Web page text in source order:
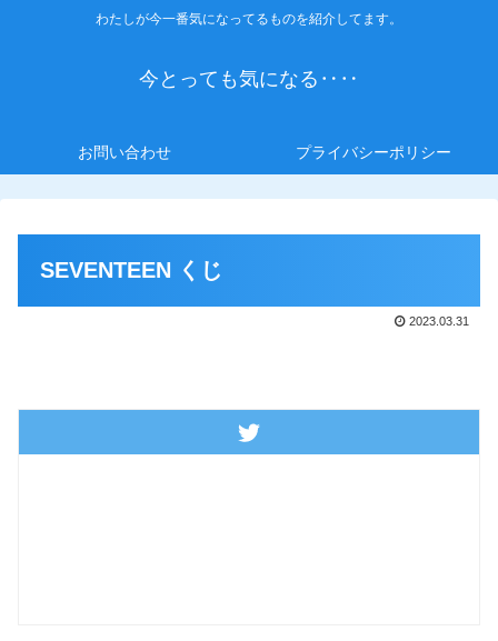
わたしが今一番気になってるものを紹介してます。
今とっても気になる‥‥
お問い合わせ プライバシーポリシー
SEVENTEEN くじ
2023.03.31